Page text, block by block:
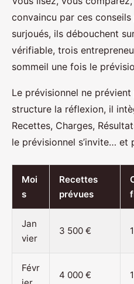
convaincu par ces
surjoués, ils débouchent
vérifiable, trois
sommeil une fois le
Le prévisionnel ne
structure la réflexion, il
Recettes, Charges,
le prévisionnel s’invite… et
Moi
s
Recettes
prévues
Jan
vier
3 500 €
Févr
4 000 €